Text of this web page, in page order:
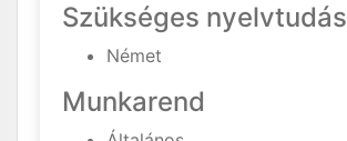
Szükséges nyelvtudás
Német
Munkarend